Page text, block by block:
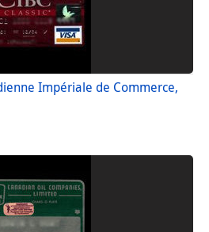
Impériale de Commerce,